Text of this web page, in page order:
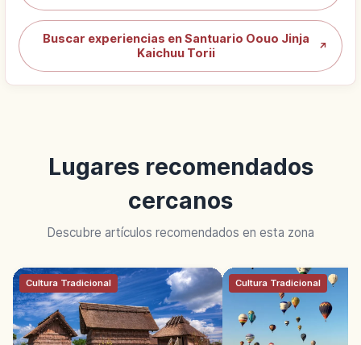
Buscar experiencias en Santuario Oouo Jinja
Kaichuu Torii
↗
Lugares recomendados
cercanos
Descubre artículos recomendados en esta zona
Cultura Tradicional Cultura Tradicional